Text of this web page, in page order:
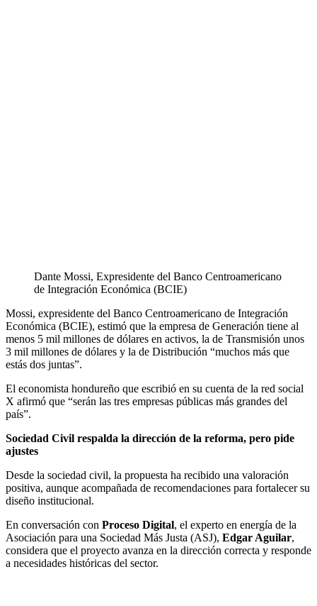
Dante Mossi, Expresidente del Banco Centroamericano
de Integración Económica (BCIE)
Mossi, expresidente del Banco Centroamericano de Integración
Económica (BCIE), estimó que la empresa de Generación tiene al
menos 5 mil millones de dólares en activos, la de Transmisión unos
3 mil millones de dólares y la de Distribución “muchos más que
estás dos juntas”.
El economista hondureño que escribió en su cuenta de la red social
X afirmó que “serán las tres empresas públicas más grandes del
país”.
Sociedad Civil respalda la dirección de la reforma, pero pide
ajustes
Desde la sociedad civil, la propuesta ha recibido una valoración
positiva, aunque acompañada de recomendaciones para fortalecer su
diseño institucional.
En conversación con Proceso Digital, el experto en energía de la
Asociación para una Sociedad Más Justa (ASJ), Edgar Aguilar,
considera que el proyecto avanza en la dirección correcta y responde
a necesidades históricas del sector.